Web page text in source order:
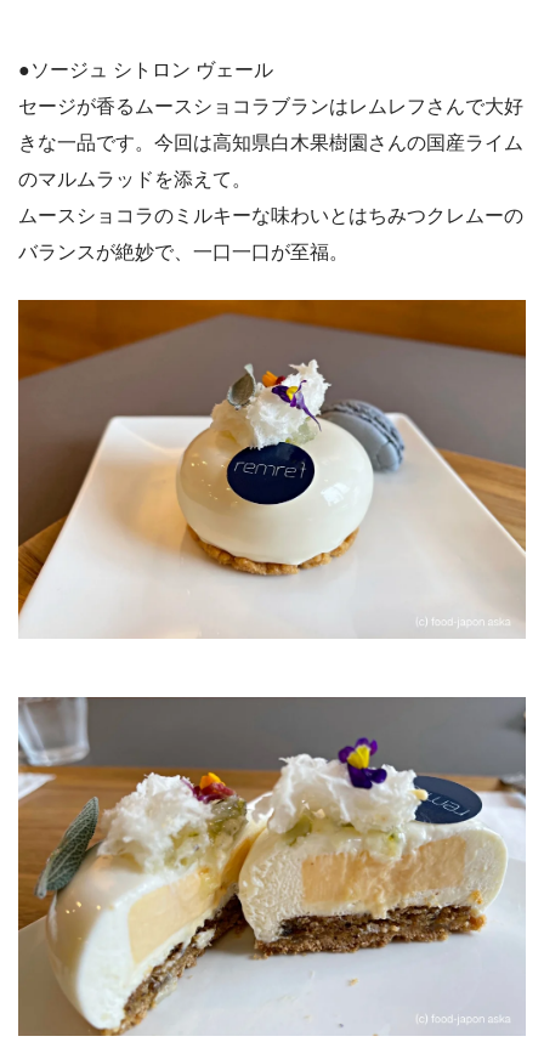
●ソージュ シトロン ヴェール
セージが香るムースショコラブランはレムレフさんで大好
きな一品です。今回は高知県白木果樹園さんの国産ライム
のマルムラッドを添えて。
ムースショコラのミルキーな味わいとはちみつクレムーの
バランスが絶妙で、一口一口が至福。